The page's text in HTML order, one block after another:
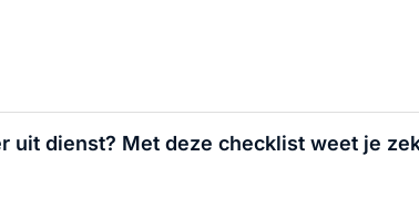
uit dienst? Met deze checklist weet je